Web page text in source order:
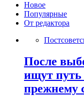
Новое
Популярные
От редактора
После
ищут путь
прежнему